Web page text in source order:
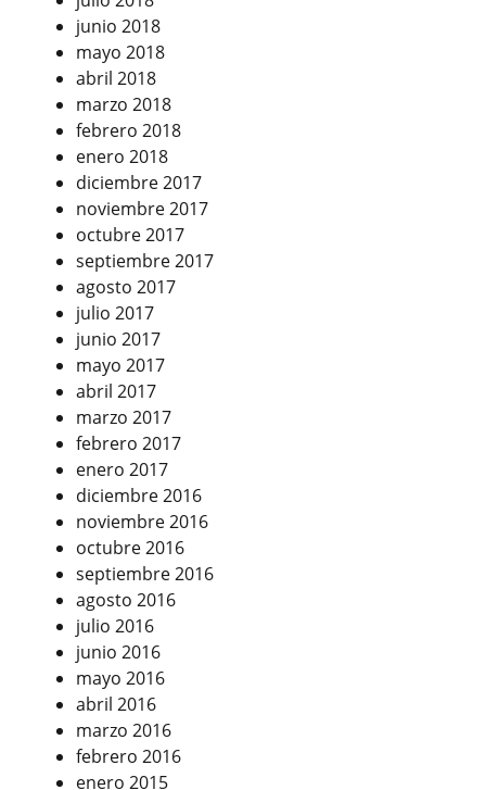
junio 2018
mayo 2018
abril 2018
marzo 2018
febrero 2018
enero 2018
diciembre 2017
noviembre 2017
octubre 2017
septiembre 2017
agosto 2017
julio 2017
junio 2017
mayo 2017
abril 2017
marzo 2017
febrero 2017
enero 2017
diciembre 2016
noviembre 2016
octubre 2016
septiembre 2016
agosto 2016
julio 2016
junio 2016
mayo 2016
abril 2016
marzo 2016
febrero 2016
enero 2015